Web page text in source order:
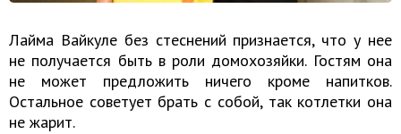
Лайма Вайкуле без стеснений признается, что у нее
не получается быть в роли домохозяйки. Гостям она
не может предложить ничего кроме напитков.
Остальное советует брать с собой, так котлетки она
не жарит.